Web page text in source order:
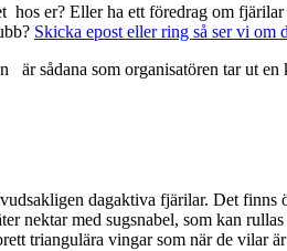
er? Eller ha ett föredrag om
Skicka epost eller ring så ser vi om
är sådana som organisatören tar ut en
dagaktiva fjärilar. Det finns
nektar med sugsnabel, som kan
triangulära vingar som när de vilar